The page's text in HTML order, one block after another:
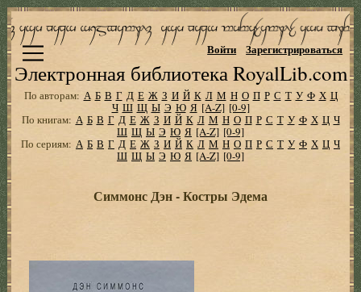
Электронная библиотека RoyalLib.com
Войти Зарегистрироваться
По авторам: А Б В Г Д Е Ж З И Й К Л М Н О П Р С Т У Ф Х Ц
Ч Ш Щ Ы Э Ю Я [A-Z] [0-9]
По книгам: А Б В Г Д Е Ж З И Й К Л М Н О П Р С Т У Ф Х Ц Ч
Ш Щ Ы Э Ю Я [A-Z] [0-9]
По сериям: А Б В Г Д Е Ж З И Й К Л М Н О П Р С Т У Ф Х Ц Ч
Ш Щ Ы Э Ю Я [A-Z] [0-9]
Симмонс Дэн - Костры Эдема